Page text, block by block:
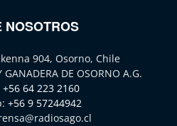
NOSOTROS
904, Osorno, Chile
GANADERA DE OSORNO A.G.
+56 64 223 2160
+56 9 57244942